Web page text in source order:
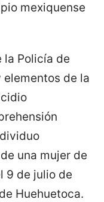
mexiquense
la Policía de
elementos de la
una mujer de
9 de julio de
Huehuetoca.